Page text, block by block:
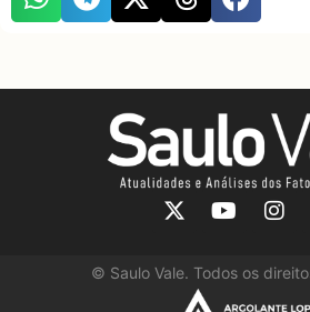
© Saulo Vale. Todos os